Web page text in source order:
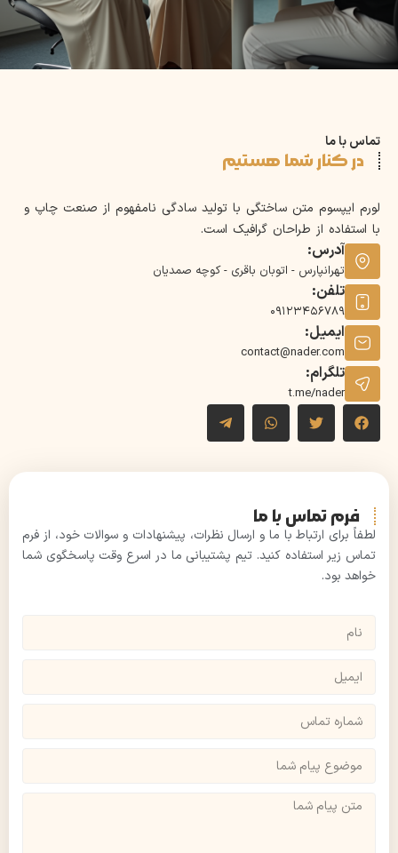
تماس با ما
در کنار شما هستیم
لورم ایپسوم متن ساختگی با تولید سادگی نامفهوم از صنعت چاپ و
با استفاده از طراحان گرافیک است.
آدرس:
تهرانپارس - اتوبان باقری - کوچه صمدیان
تلفن:
09123456789
ایمیل:
contact@nader.com
تلگرام:
t.me/nader
فرم تماس با ما
لطفاً برای ارتباط با ما و ارسال نظرات، پیشنهادات و سوالات خود، از فرم
تماس زیر استفاده کنید. تیم پشتیبانی ما در اسرع وقت پاسخگوی شما
خواهد بود.